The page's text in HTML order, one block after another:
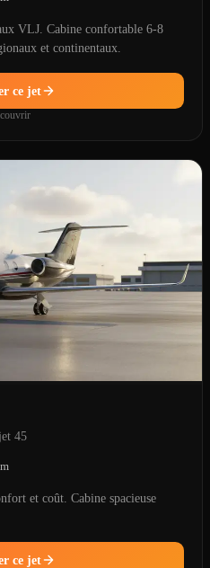
VLJ. Cabine confortable 6-8
et continentaux.
ce jet
45
et coût. Cabine spacieuse
ce jet